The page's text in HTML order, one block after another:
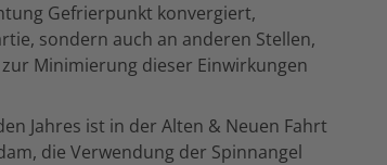
Gefrierpunkt konvergiert,
sondern auch an anderen Stellen,
Minimierung dieser Einwirkungen
Jahres ist in der Alten & Neuen Fahrt
die Verwendung der Spinnangel